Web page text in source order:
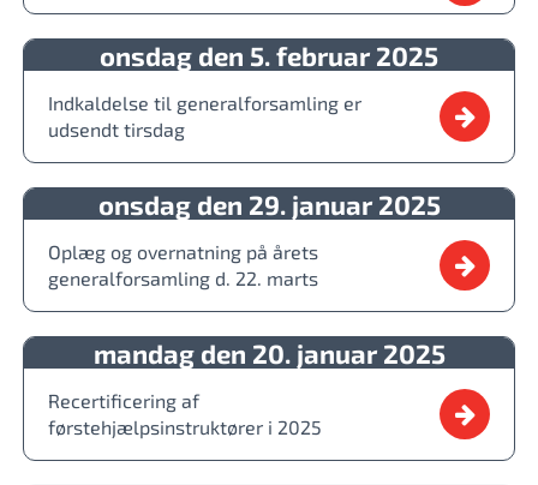
onsdag den 5. februar 2025
Indkaldelse til generalforsamling er
udsendt tirsdag
onsdag den 29. januar 2025
Oplæg og overnatning på årets
generalforsamling d. 22. marts
mandag den 20. januar 2025
Recertificering af
førstehjælpsinstruktører i 2025